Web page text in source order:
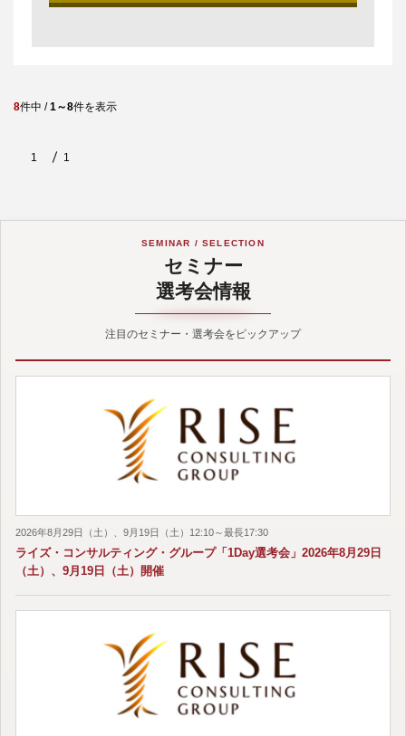
8件中 /1～8件を表示
1 1
SEMINAR / SELECTION
セミナー
選考会情報
注目のセミナー・選考会をピックアップ
2026年8月29日（土）、9月19日（土）12:10～最長17:30
ライズ・コンサルティング・グループ「1Day選考会」2026年8月29日
（土）、9月19日（土）開催